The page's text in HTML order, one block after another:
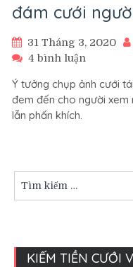
đám cưới
31 Tháng 3, 2020
4 bình luận
ảnh
cưới
đám
Ý tưởng chụp ảnh cưới
đem đến cho người xem
lẫn phấn khích.
kiếm:
KIẾM TIỀN CƯỚI